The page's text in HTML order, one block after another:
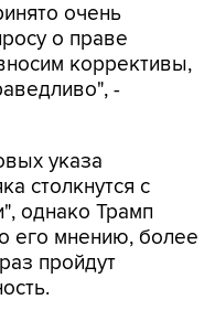
очень
о праве
коррективы,
-
указа
столкнутся с
однако Трамп
его мнению, более
пройдут